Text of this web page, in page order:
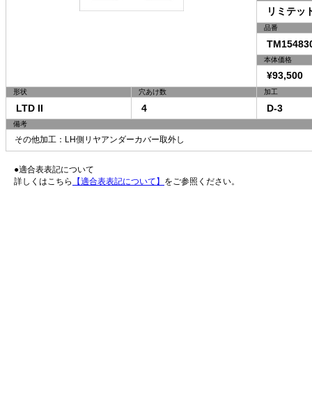
リミテッ
品番
本体価格
¥93,500
形状 穴あけ数 加工
LTD II 4 D-3
備考
その他加工：LH側リヤアンダーカバー取外し
●適合表表記について
詳しくはこちら
【適合表表記について】 をご参照ください。